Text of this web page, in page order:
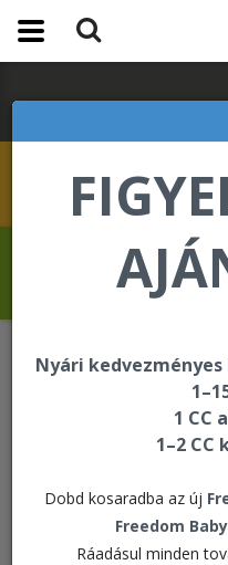
Nyári
1 CC
1–2 CC
Dobd kosaradba az új
Freedom
Ráadásul minden
Kovács Erika
Étrend-
Étrend-
Rendezés: